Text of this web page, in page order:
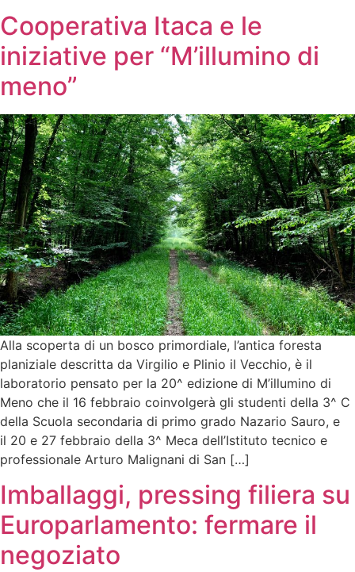
Cooperativa Itaca e le
iniziative per “M’illumino di
meno”
Alla scoperta di un bosco primordiale, l’antica foresta
planiziale descritta da Virgilio e Plinio il Vecchio, è il
laboratorio pensato per la 20^ edizione di M’illumino di
Meno che il 16 febbraio coinvolgerà gli studenti della 3^ C
della Scuola secondaria di primo grado Nazario Sauro, e
il 20 e 27 febbraio della 3^ Meca dell’Istituto tecnico e
professionale Arturo Malignani di San […]
Imballaggi, pressing filiera su
Europarlamento: fermare il
negoziato